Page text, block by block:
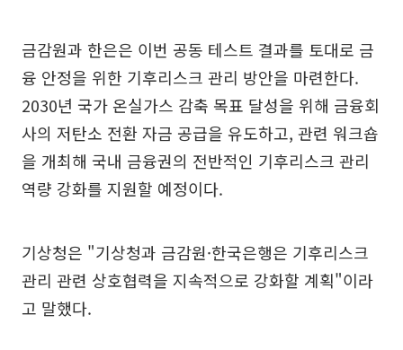
금감원과 한은은 이번 공동 테스트 결과를 토대로 금
융 안정을 위한 기후리스크 관리 방안을 마련한다.
2030년 국가 온실가스 감축 목표 달성을 위해 금융회
사의 저탄소 전환 자금 공급을 유도하고, 관련 워크숍
을 개최해 국내 금융권의 전반적인 기후리스크 관리
역량 강화를 지원할 예정이다.
기상청은 "기상청과 금감원·한국은행은 기후리스크
관리 관련 상호협력을 지속적으로 강화할 계획"이라
고 말했다.